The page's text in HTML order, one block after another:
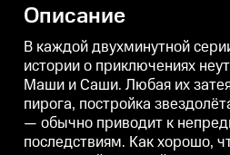
приводит к непредвиденным
последствиям. Как хорошо, что
удивительный супергерой
Аркадий Паровозов всегда
вовремя приходит ребятам на
помощь!
Описание
В каждой двухминутной
истории о приключениях
Маши и Саши. Любая их
пирога, постройка
— обычно приводит к
последствиям. Как хорошо,